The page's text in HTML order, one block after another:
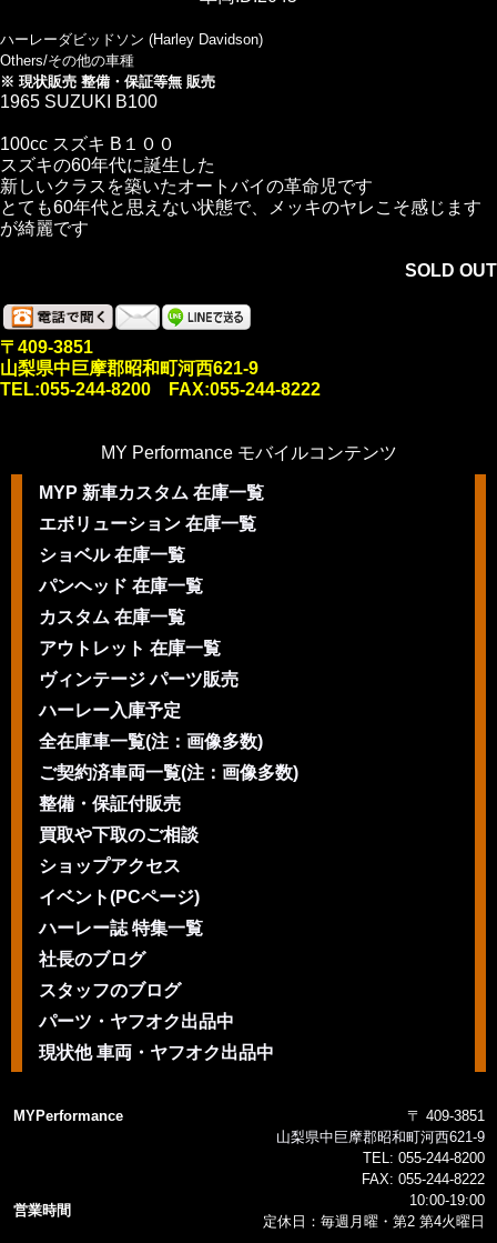
ハーレーダビッドソン (Harley Davidson)
Others/その他の車種
※ 現状販売 整備・保証等無 販売
1965 SUZUKI B100
100cc スズキ B１００
スズキの60年代に誕生した
新しいクラスを築いたオートバイの革命児です
とても60年代と思えない状態で、メッキのヤレこそ感じます
が綺麗です
SOLD OUT
〒409-3851
山梨県中巨摩郡昭和町河西621-9
TEL:055-244-8200 FAX:055-244-8222
MY Performance モバイルコンテンツ
MYP 新車カスタム 在庫一覧
エボリューション 在庫一覧
ショベル 在庫一覧
パンヘッド 在庫一覧
カスタム 在庫一覧
アウトレット 在庫一覧
ヴィンテージ パーツ販売
ハーレー入庫予定
全在庫車一覧(注：画像多数)
ご契約済車両一覧(注：画像多数)
整備・保証付販売
買取や下取のご相談
ショップアクセス
イベント(PCページ)
ハーレー誌 特集一覧
社長のブログ
スタッフのブログ
パーツ・ヤフオク出品中
現状他 車両・ヤフオク出品中
MYPerformance
〒 409-3851
山梨県中巨摩郡昭和町河西621-9
TEL: 055-244-8200
FAX: 055-244-8222
営業時間
10:00-19:00
定休日：毎週月曜・第2 第4火曜日